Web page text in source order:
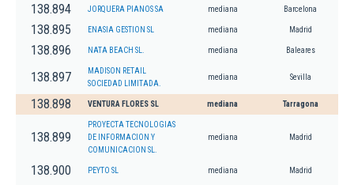
138.894 JORQUERA PIANOS SA mediana Barcelona
138.895 ENASIA GESTION SL mediana Madrid
138.896 NATA BEACH SL. mediana Baleares
138.897
MADISON RETAIL
SOCIEDAD LIMITADA.
mediana Sevilla
138.898 VENTURA FLORES SL mediana Tarragona
138.899
PROYECTA TECNOLOGIAS
DE INFORMACION Y
COMUNICACION SL.
mediana Madrid
138.900 PEYTO SL mediana Madrid